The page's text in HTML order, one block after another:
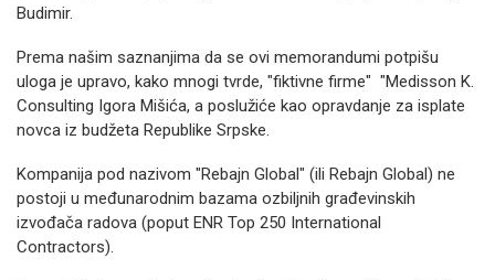
Budimir.
Prema našim saznanjima da se ovi memorandumi potpišu
uloga je upravo, kako mnogi tvrde, "fiktivne firme" "Medisson K.
Consulting Igora Mišića, a poslužiće kao opravdanje za isplate
novca iz budžeta Republike Srpske.
Kompanija pod nazivom "Rebajn Global" (ili Rebajn Global) ne
postoji u međunarodnim bazama ozbiljnih građevinskih
izvođača radova (poput ENR Top 250 International
Contractors).